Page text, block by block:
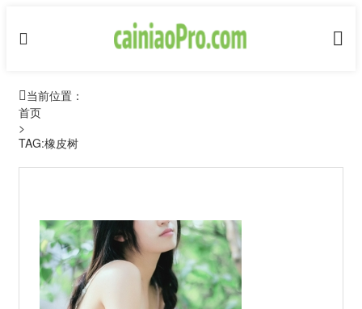
当前位置：
首页
>
TAG:橡皮树